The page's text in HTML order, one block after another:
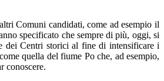
Comuni candidati, come ad esempio il
specificato che sempre di più, oggi, si
dei Centri storici al fine di intensificare i
quella del fiume Po che, ad esempio,
conoscere.